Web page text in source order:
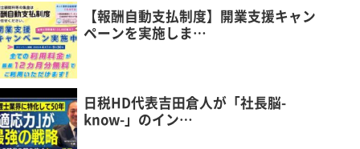
【報酬自動支払制度】開業支援キャン
ペーンを実施しま…
日税HD代表吉田倉人が「社長脳-
know-」のイン…